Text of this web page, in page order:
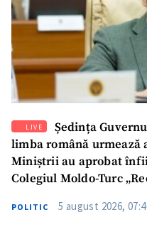
LIVE
Ședința
limba română urmează
Miniștrii au aprobat
Colegiul Moldo-Turc
POLITIC 5 august 2026,